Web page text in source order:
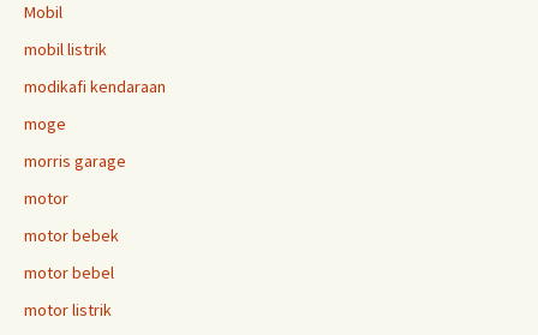
Mobil
mobil listrik
modikafi kendaraan
moge
morris garage
motor
motor bebek
motor bebel
motor listrik